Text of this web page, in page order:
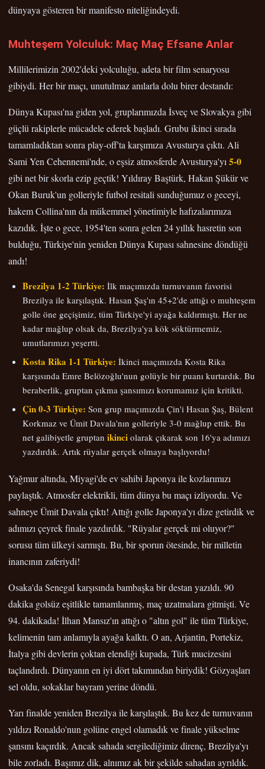
dünyaya gösteren bir manifesto niteliğindeydi.
Muhteşem Yolculuk: Maç Maç Efsane Anlar
Millilerimizin 2002'deki yolculuğu, adeta bir film senaryosu
gibiydi. Her bir maçı, unutulmaz anılarla dolu birer destandı:
Dünya Kupası'na giden yol, gruplarımızda İsveç ve Slovakya gibi
güçlü rakiplerle mücadele ederek başladı. Grubu ikinci sırada
tamamladıktan sonra play-off'ta karşımıza Avusturya çıktı. Ali
Sami Yen Cehennemi'nde, o eşsiz atmosferde Avusturya'yı 5-0
gibi net bir skorla ezip geçtik! Yıldıray Baştürk, Hakan Şükür ve
Okan Buruk'un golleriyle futbol resitali sunduğumuz o geceyi,
hakem Collina'nın da mükemmel yönetimiyle hafızalarımıza
kazıdık. İşte o gece, 1954'ten sonra gelen 24 yıllık hasretin son
bulduğu, Türkiye'nin yeniden Dünya Kupası sahnesine döndüğü
andı!
Brezilya 1-2 Türkiye: İlk maçımızda turnuvanın favorisi
Brezilya ile karşılaştık. Hasan Şaş'ın 45+2'de attığı o muhteşem
golle öne geçişimiz, tüm Türkiye'yi ayağa kaldırmıştı. Her ne
kadar mağlup olsak da, Brezilya'ya kök söktürmemiz,
umutlarımızı yeşertti.
Kosta Rika 1-1 Türkiye: İkinci maçımızda Kosta Rika
karşısında Emre Belözoğlu'nun golüyle bir puanı kurtardık. Bu
beraberlik, gruptan çıkma şansımızı korumamız için kritikti.
Çin 0-3 Türkiye: Son grup maçımızda Çin'i Hasan Şaş, Bülent
Korkmaz ve Ümit Davala'nın golleriyle 3-0 mağlup ettik. Bu
net galibiyetle gruptan ikinci olarak çıkarak son 16'ya adımızı
yazdırdık. Artık rüyalar gerçek olmaya başlıyordu!
Yağmur altında, Miyagi'de ev sahibi Japonya ile kozlarımızı
paylaştık. Atmosfer elektrikli, tüm dünya bu maçı izliyordu. Ve
sahneye Ümit Davala çıktı! Attığı golle Japonya'yı dize getirdik ve
adımızı çeyrek finale yazdırdık. "Rüyalar gerçek mi oluyor?"
sorusu tüm ülkeyi sarmıştı. Bu, bir sporun ötesinde, bir milletin
inancının zaferiydi!
Osaka'da Senegal karşısında bambaşka bir destan yazıldı. 90
dakika golsüz eşitlikle tamamlanmış, maç uzatmalara gitmişti. Ve
94. dakikada! İlhan Mansız'ın attığı o "altın gol" ile tüm Türkiye,
kelimenin tam anlamıyla ayağa kalktı. O an, Arjantin, Portekiz,
İtalya gibi devlerin çoktan elendiği kupada, Türk mucizesini
taçlandırdı. Dünyanın en iyi dört takımından biriydik! Gözyaşları
sel oldu, sokaklar bayram yerine döndü.
Yarı finalde yeniden Brezilya ile karşılaştık. Bu kez de turnuvanın
yıldızı Ronaldo'nun golüne engel olamadık ve finale yükselme
şansını kaçırdık. Ancak sahada sergilediğimiz direnç, Brezilya'yı
bile zorladı. Başımız dik, alnımız ak bir şekilde sahadan ayrıldık.